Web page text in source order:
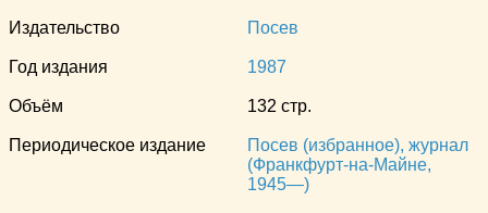
Издательство Посев
Год издания 1987
Объём 132 стр.
Периодическое издание
Посев (избранное), журнал
(Франкфурт-на-Майне,
1945—)